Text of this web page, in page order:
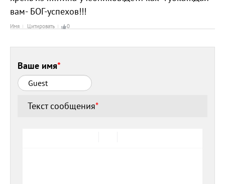
вам- БОГ-успехов!!!
Имя Цитировать 0
Ваше имя*
Текст сообщения*